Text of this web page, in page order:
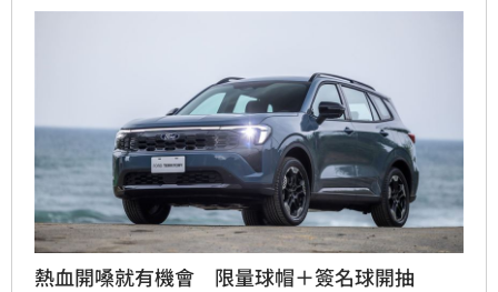
熱血開嗓就有機會 限量球帽＋簽名球開抽